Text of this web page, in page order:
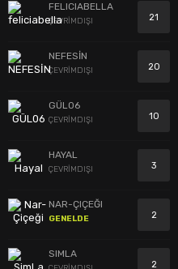
FELICIABELLA
ÇEVRİMDIŞI 21
NEFESİN
ÇEVRİMDIŞI 20
GÜL06
ÇEVRİMDIŞI 10
HAYAL
ÇEVRİMDIŞI 3
NAR-ÇIÇEĞI
GENELDE 2
SIMLA
2